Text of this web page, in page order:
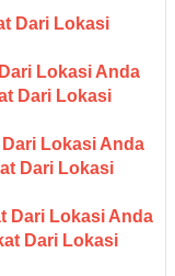
Dari Lokasi
Lokasi Anda
Dari Lokasi
Lokasi Anda
Dari Lokasi
Dari Lokasi Anda
Dari Lokasi